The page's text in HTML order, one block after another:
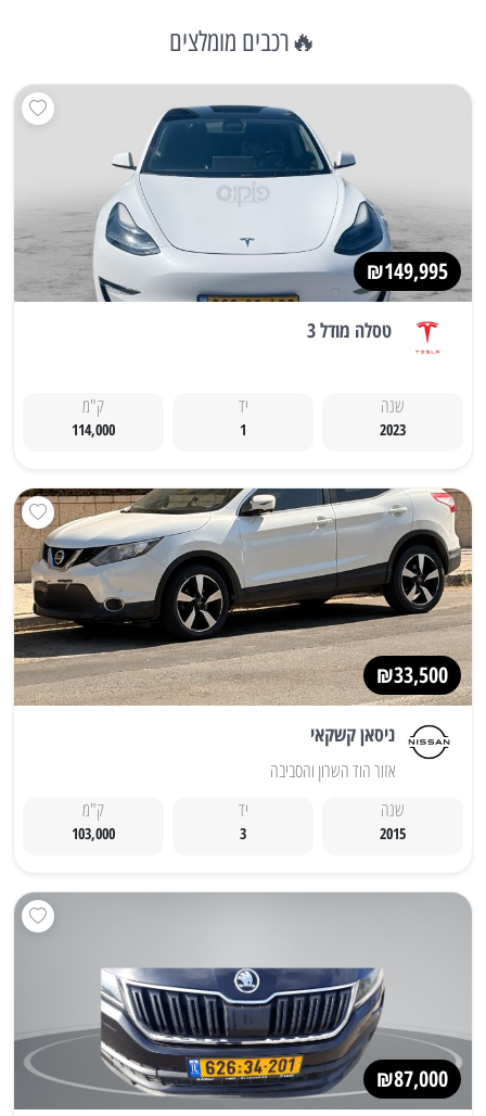
🔥רכבים מומלצים
₪149,995
טסלה מודל 3
שנה
2023
יד
1
ק"מ
114,000
₪33,500
ניסאן קשקאי
אזור הוד השרון והסביבה
שנה
2015
יד
3
ק"מ
103,000
₪87,000